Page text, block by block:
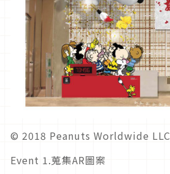
© 2018 Peanuts Worldwide LLC
Event 1.蒐集AR圖案